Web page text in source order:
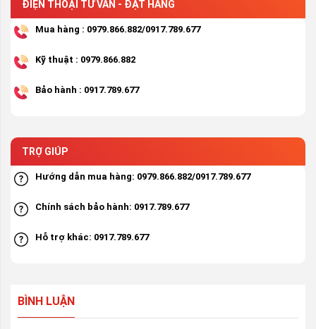
ĐIỆN THOẠI TƯ VẤN - ĐẶT HÀNG
Mua hàng : 0979.866.882/0917.789.677
Kỹ thuật : 0979.866.882
Bảo hành : 0917.789.677
TRỢ GIÚP
Hướng dẫn mua hàng: 0979.866.882/0917.789.677
Chính sách bảo hành: 0917.789.677
Hỗ trợ khác: 0917.789.677
BÌNH LUẬN